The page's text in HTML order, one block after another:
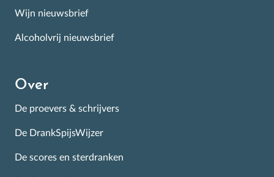
Wijn nieuwsbrief
Alcoholvrij nieuwsbrief
Over
De proevers & schrijvers
De DrankSpijsWijzer
De scores en sterdranken